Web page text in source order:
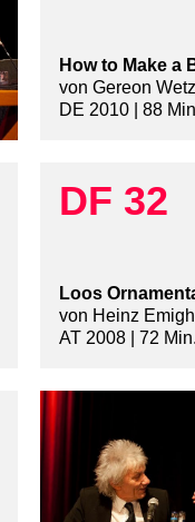
How to Make a
von Gereon
DE 2010 | 88
DF 32
Loos
von Heinz
AT 2008 | 72 Min.